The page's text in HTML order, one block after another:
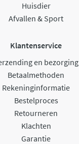
Huisdier
Afvallen & Sport
Klantenservice
en bezorging
Betaalmethoden
Rekeninginformatie
Bestelproces
Retourneren
Klachten
Garantie